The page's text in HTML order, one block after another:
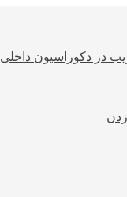
در دکوراسیون داخلی